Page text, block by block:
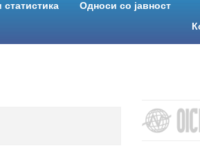
Односи со јавност